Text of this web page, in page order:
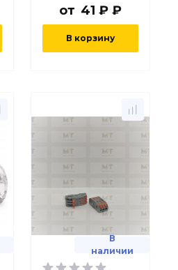
от 41 ₽ ₽
В корзину
В
наличии